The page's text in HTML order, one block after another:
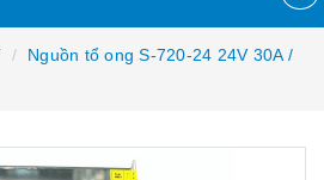
Nguồn tổ ong S-720-24 24V 30A /